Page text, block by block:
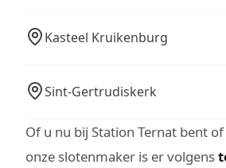
Kasteel Kruikenburg
Sint-Gertrudiskerk
Of u nu bij Station Ternat bent
onze slotenmaker is er volgens